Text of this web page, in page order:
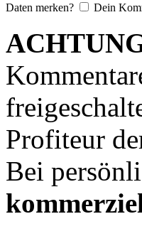
Daten merken? Dein
Profiteur
Bei